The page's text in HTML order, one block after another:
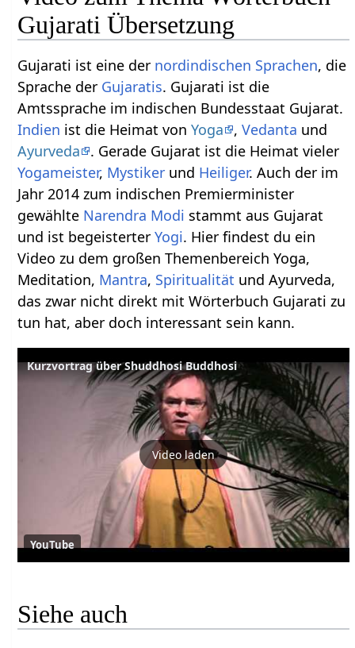
Gujarati Übersetzung
Gujarati ist eine der nordindischen Sprachen, die
Sprache der Gujaratis. Gujarati ist die
Amtssprache im indischen Bundesstaat Gujarat.
Indien ist die Heimat vonYoga ,Vedanta und
Ayurveda
. Gerade Gujarat ist die Heimat vieler
Yogameister, Mystiker und Heiliger. Auch der im
Jahr 2014 zum indischen Premierminister
gewählte Narendra Modi stammt aus Gujarat
und ist begeisterterYogi. Hier findest du ein
Video zu dem großen Themenbereich Yoga,
Meditation, Mantra, Spiritualität und Ayurveda,
das zwar nicht direkt mit Wörterbuch Gujarati zu
tun hat, aber doch interessant sein kann.
Kurzvortrag über Shuddhosi Buddhosi
Video laden
YouTube
Siehe auch